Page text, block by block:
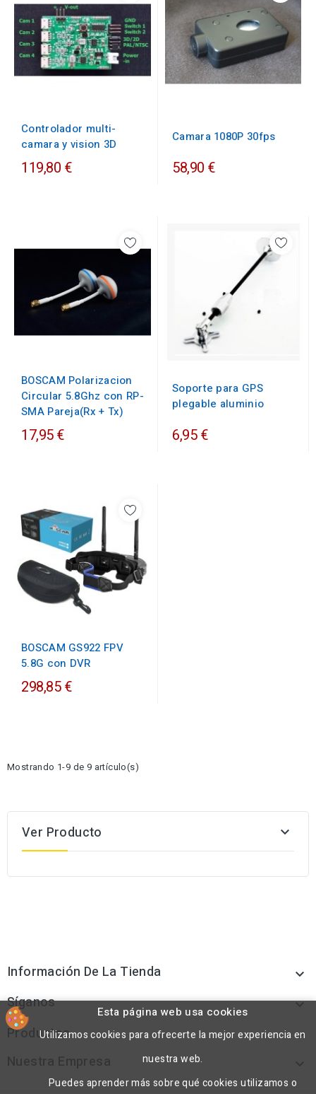
Controlador multi-
camara y vision 3D
119,80 €
Camara 1080P 30fps
58,90 €
BOSCAM Polarizacion
Circular 5.8Ghz con RP-
SMA Pareja(Rx + Tx)
17,95 €
Soporte para GPS
plegable aluminio
6,95 €
BOSCAM GS922 FPV
5.8G con DVR
298,85 €
Mostrando 1-9 de 9 artículo(s)
Ver Producto 
Información De La Tienda 
Síganos 
Productos 
Nuestra Empresa 
Esta página web usa cookies
Utilizamos cookies para ofrecerte la mejor experiencia en
nuestra web.
Puedes aprender más sobre qué cookies utilizamos o